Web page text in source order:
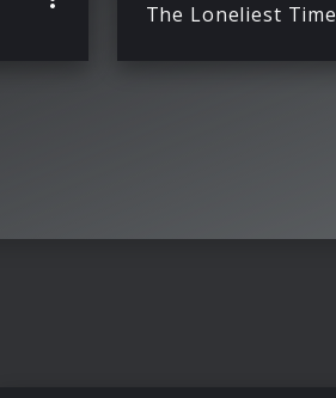
The Loneliest Time